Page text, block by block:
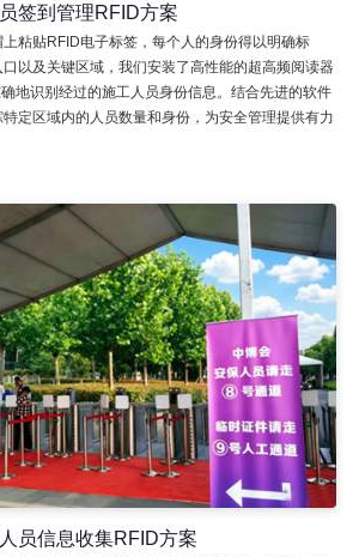
签到管理RFID方案
粘贴RFID电子标签，每个人的身份得以明确标
以及关键区域，我们安装了高性能的超高频阅读器
地识别经过的施工人员身份信息。结合先进的软件
定区域内的人员数量和身份，为安全管理提供有力
员信息收集RFID方案